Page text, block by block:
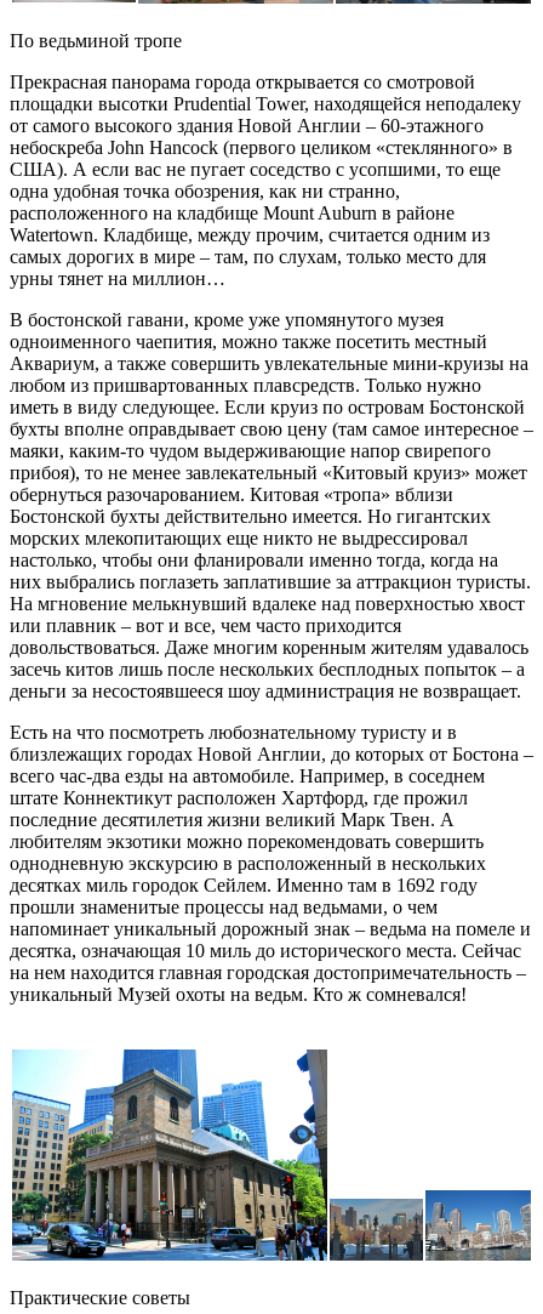
По ведьминой тропе
Прекрасная панорама города открывается со смотровой
площадки высотки Prudential Tower, находящейся неподалеку
от самого высокого здания Новой Англии – 60-этажного
небоскреба John Hancock (первого целиком «стеклянного» в
США). А если вас не пугает соседство с усопшими, то еще
одна удобная точка обозрения, как ни странно,
расположенного на кладбище Mount Auburn в районе
Watertown. Кладбище, между прочим, считается одним из
самых дорогих в мире – там, по слухам, только место для
урны тянет на миллион…
В бостонской гавани, кроме уже упомянутого музея
одноименного чаепития, можно также посетить местный
Аквариум, а также совершить увлекательные мини-круизы на
любом из пришвартованных плавсредств. Только нужно
иметь в виду следующее. Если круиз по островам Бостонской
бухты вполне оправдывает свою цену (там самое интересное –
маяки, каким-то чудом выдерживающие напор свирепого
прибоя), то не менее завлекательный «Китовый круиз» может
обернуться разочарованием. Китовая «тропа» вблизи
Бостонской бухты действительно имеется. Но гигантских
морских млекопитающих еще никто не выдрессировал
настолько, чтобы они фланировали именно тогда, когда на
них выбрались поглазеть заплатившие за аттракцион туристы.
На мгновение мелькнувший вдалеке над поверхностью хвост
или плавник – вот и все, чем часто приходится
довольствоваться. Даже многим коренным жителям удавалось
засечь китов лишь после нескольких бесплодных попыток – а
деньги за несостоявшееся шоу администрация не возвращает.
Есть на что посмотреть любознательному туристу и в
близлежащих городах Новой Англии, до которых от Бостона –
всего час-два езды на автомобиле. Например, в соседнем
штате Коннектикут расположен Хартфорд, где прожил
последние десятилетия жизни великий Марк Твен. А
любителям экзотики можно порекомендовать совершить
однодневную экскурсию в расположенный в нескольких
десятках миль городок Сейлем. Именно там в 1692 году
прошли знаменитые процессы над ведьмами, о чем
напоминает уникальный дорожный знак – ведьма на помеле и
десятка, означающая 10 миль до исторического места. Сейчас
на нем находится главная городская достопримечательность –
уникальный Музей охоты на ведьм. Кто ж сомневался!
Практические советы